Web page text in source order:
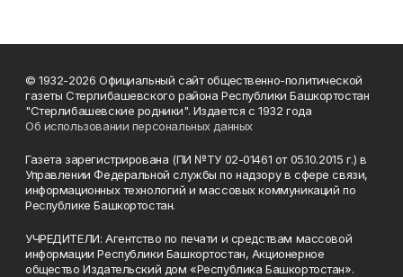
© 1932-2026 Официальный сайт общественно-политической
газеты Стерлибашевского района Республики Башкортостан
"Стерлибашевские родники". Издается с 1932 года
Об использовании персональных данных
Газета зарегистрирована (ПИ №ТУ 02-01461 от 05.10.2015 г.) в
Управлении Федеральной службы по надзору в сфере связи,
информационных технологий и массовых коммуникаций по
Республике Башкортостан.
УЧРЕДИТЕЛИ: Агентство по печати и средствам массовой
информации Республики Башкортостан, Акционерное
общество Издательский дом «Республика Башкортостан».